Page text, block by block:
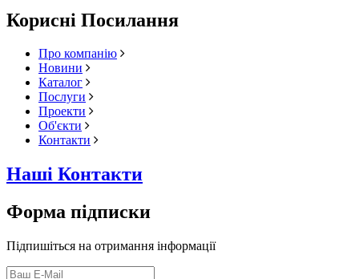
Корисні Посилання
Про компанію
Новини
Каталог
Послуги
Проекти
Об'єкти
Контакти
Наші Контакти
Форма підписки
Підпишіться на отримання інформації